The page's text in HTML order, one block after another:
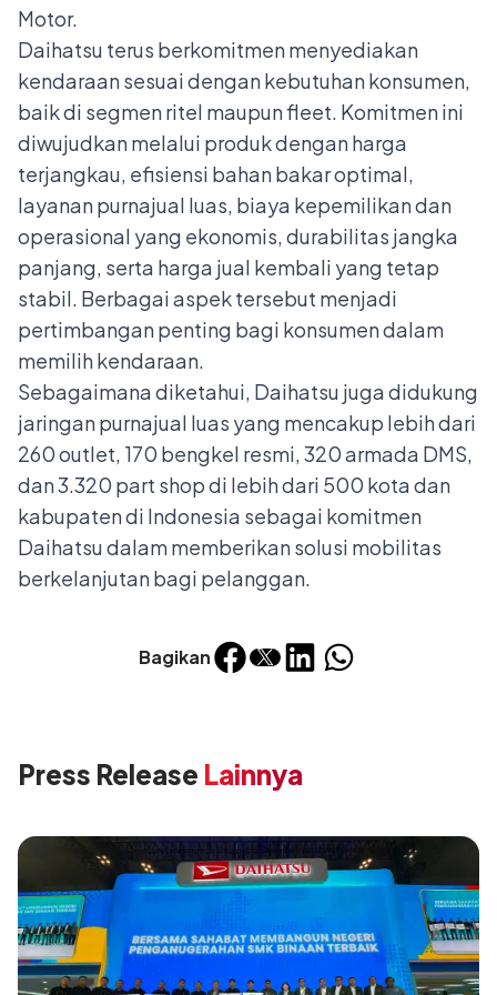
Bagikan
Motor.
Daihatsu terus berkomitmen menyediakan
kendaraan sesuai dengan kebutuhan konsumen,
baik di segmen ritel maupun fleet. Komitmen ini
diwujudkan melalui produk dengan harga
terjangkau, efisiensi bahan bakar optimal,
layanan purnajual luas, biaya kepemilikan dan
operasional yang ekonomis, durabilitas jangka
panjang, serta harga jual kembali yang tetap
stabil. Berbagai aspek tersebut menjadi
pertimbangan penting bagi konsumen dalam
memilih kendaraan.
Sebagaimana diketahui, Daihatsu juga didukung
jaringan purnajual luas yang mencakup lebih dari
260 outlet, 170 bengkel resmi, 320 armada DMS,
dan 3.320 part shop di lebih dari 500 kota dan
kabupaten di Indonesia sebagai komitmen
Daihatsu dalam memberikan solusi mobilitas
berkelanjutan bagi pelanggan.
Press Release Lainnya